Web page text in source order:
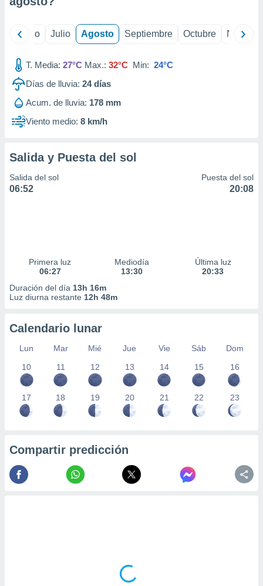
mediante
publicidad
publicidad
1199
Junio Julio Agosto Septiembre Octubre
T. Media: 27°C Max.: 32°C Min: 24°C
Días de lluvia: 24días
Acum. de lluvia: 178 mm
Viento medio: 8 km/h
Salida y Puesta del sol
Salida del sol
06:52
Puesta del sol
20:08
Primera luz
06:27
Mediodía
13:30
Última luz
20:33
Duración del día 13h 16m
Luz diurna restante 12h 48m
Calendario lunar
Lun Mar Mié Jue Vie Sáb
Dom
10
11 12 13 14 15 16
17 18 19 20 21 22 23
Compartir predicción